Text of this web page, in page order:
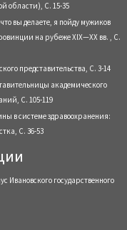
области), С. 15-35
вы делаете, я пойду мужиков
на рубеже XIX—XX вв. , С.
представительства, С. 3-14
академического
С. 105-119
в системе здравоохранения:
С. 36-53
Ивановского государственного